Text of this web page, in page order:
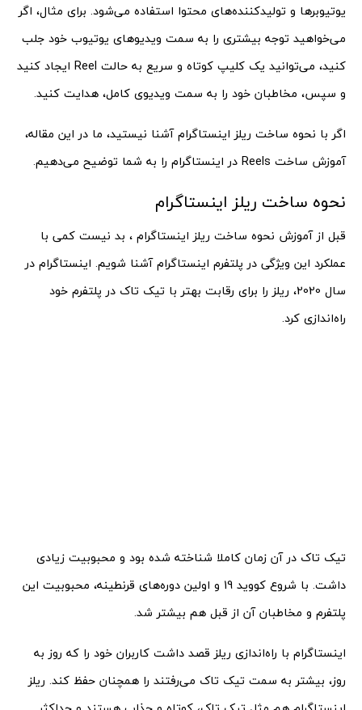
یوتیوبرها و تولیدکننده‌های محتوا استفاده می‌شود. برای مثال، اگر
می‌خواهید توجه بیشتری را به سمت ویدیوهای یوتیوب خود جلب
کنید، می‌توانید یک کلیپ کوتاه و سریع به حالت Reel ایجاد کنید
و سپس، مخاطبان خود را به سمت ویدیوی کامل، هدایت کنید.
اگر با نحوه ساخت ریلز اینستاگرام آشنا نیستید، ما در این مقاله،
آموزش ساخت Reels در اینستاگرام را به شما توضیح می‌دهیم.
نحوه ساخت ریلز اینستاگرام
قبل از آموزش نحوه ساخت ریلز اینستاگرام ، بد نیست کمی با
عملکرد این ویژگی در پلتفرم اینستاگرام آشنا شویم. اینستاگرام در
سال 2020، ریلز را برای رقابت بهتر با تیک تاک در پلتفرم خود
راه‌اندازی کرد.
تیک تاک در آن زمان کاملا شناخته شده بود و محبوبیت زیادی
داشت. با شروع کووید 19 و اولین دوره‌های قرنطینه، محبوبیت این
پلتفرم و مخاطبان آن از قبل هم بیشتر شد.
اینستاگرام با راه‌اندازی ریلز قصد داشت کاربران خود را که روز به
روز، بیشتر به سمت تیک تاک می‌رفتند را همچنان حفظ کند. ریلز